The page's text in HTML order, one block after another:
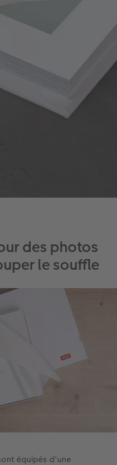
le papier photo
de vos photos
un rendu
CEWE.
(370 g/m2)
photos
des photos
le souffle
équipés d'une